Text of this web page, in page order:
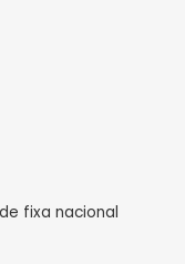
fixa nacional